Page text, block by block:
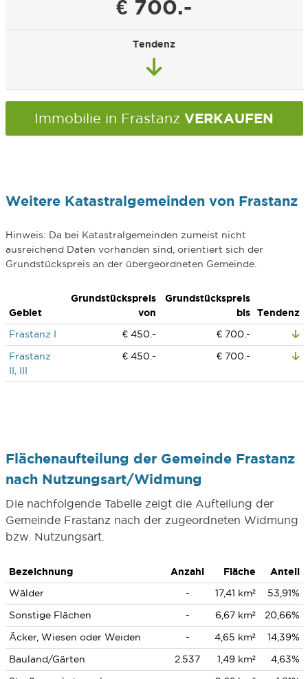
€ 700.-
Tendenz
Immobilie in Frastanz VERKAUFEN
Weitere Katastralgemeinden von Frastanz
Hinweis: Da bei Katastralgemeinden zumeist nicht
ausreichend Daten vorhanden sind, orientiert sich der
Grundstückspreis an der übergeordneten Gemeinde.
Gebiet
Grundstückspreis
von
Grundstückspreis
bis
Tendenz
Frastanz I
€ 450.-
€ 700.-
Frastanz
II, III
€ 450.- € 700.-
Flächenaufteilung der Gemeinde Frastanz
nach Nutzungsart/Widmung
Die nachfolgende Tabelle zeigt die Aufteilung der
Gemeinde Frastanz nach der zugeordneten Widmung
bzw. Nutzungsart.
Bezeichnung Anzahl Fläche
Anteil
Wälder
- 17,41 km²
53,91%
Sonstige Flächen
- 6,67 km²
20,66%
Äcker, Wiesen oder Weiden
- 4,65 km²
14,39%
Bauland/Gärten
2.537 1,49 km²
4,63%